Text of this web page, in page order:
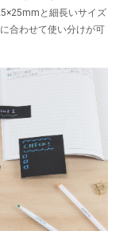
と細長いサイズ
合わせて使い分けが可